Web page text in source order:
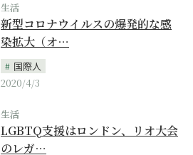
生活
新型コロナウイルスの爆発的な感
染拡大（オ…
国際人
2020/4/3
生活
LGBTQ支援はロンドン、リオ大会
のレガ…